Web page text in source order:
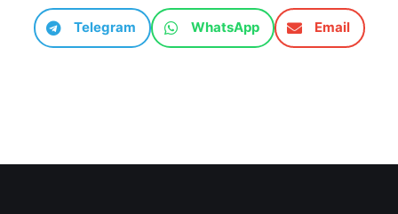
Telegram WhatsApp Email